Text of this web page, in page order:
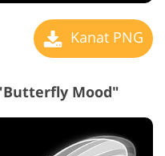
Kanat PNG
Mood"